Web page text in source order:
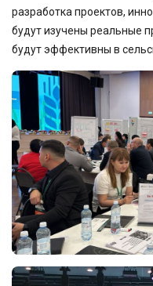
разработка проектов,
будут изучены реальные
будут эффективны в